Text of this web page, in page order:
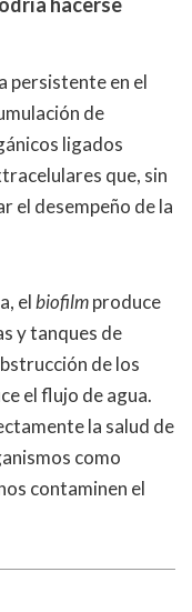
persistente en el
de
ligados
que, sin
el desempeño de la
elbiofilmproduce
y tanques de
de los
el flujo de agua.
la salud de
como
contaminen el